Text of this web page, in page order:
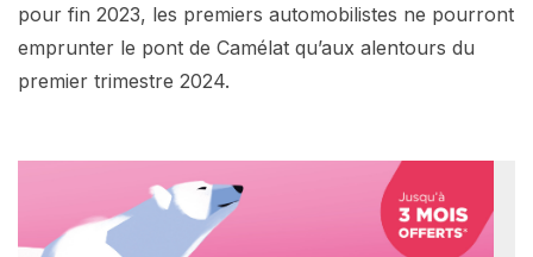
pour fin 2023, les premiers automobilistes ne pourront
emprunter le pont de Camélat qu’aux alentours du
premier trimestre 2024.